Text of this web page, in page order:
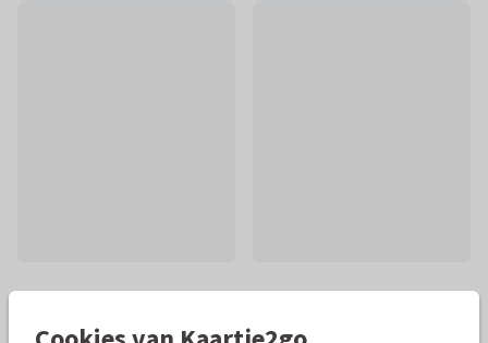
Mooie extra's bij je kaart